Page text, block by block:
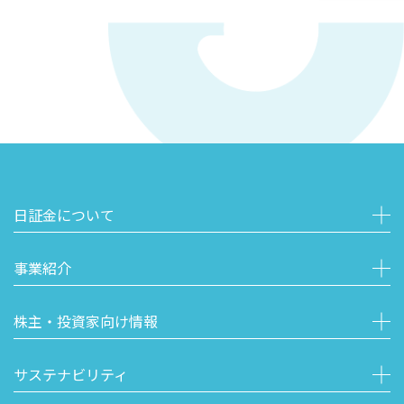
日証金について
事業紹介
株主・投資家向け情報
サステナビリティ